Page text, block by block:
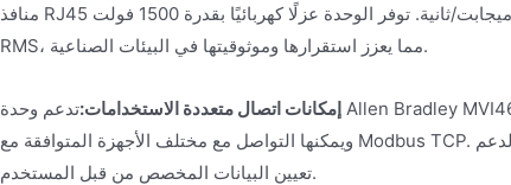
منافذ RJ45 إيثرنت، وتدعم معدلات نقل 10/100 ميجابت/ثانية. توفر الوحدة عزلًا كهربائيًا بقدرة 1500 فولت
RMS، مما يعزز استقرارها وموثوقيتها في البيئات الصناعية.
إمكانات اتصال متعددة الاستخدامات:تدعم وحدة Allen Bradley MVI46-MNET وظائف العميل والخادم،
ويمكنها التواصل مع مختلف الأجهزة المتوافقة مع Modbus TCP. كما أنها تمتلك ذاكرة قابلة للتكوين لدعم
تعيين البيانات المخصص من قبل المستخدم.